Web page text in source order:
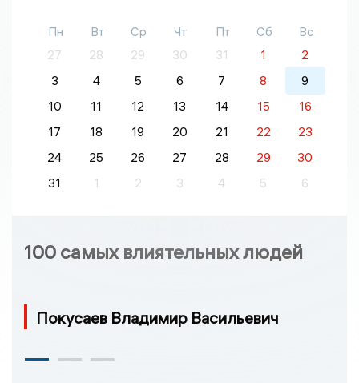
Пн Вт Ср Чт Пт Сб
Вс
27
28 29 30 31 1
2
3
4 5 6 7 8
9
10
11 12 13 14 15
16
17
18 19 20 21 22
23
24
25 26 27 28 29
30
31
1 2 3 4 5 6
100 самых влиятельных людей
Покусаев Владимир Васильевич